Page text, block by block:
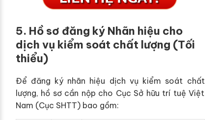
5. Hồ sơ đăng ký Nhãn hiệu cho
dịch vụ kiểm soát chất lượng (Tối
thiểu)
Để đăng ký nhãn hiệu dịch vụ kiểm soát chất
lượng, hồ sơ cần nộp cho Cục Sở hữu trí tuệ Việt
Nam (Cục SHTT) bao gồm: